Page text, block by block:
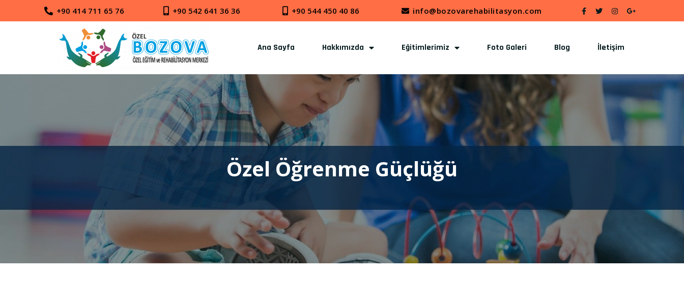
+90 414 711 65 76 +90 542 641 36 36 +90 544 450 40 86 info@bozovarehabilitasyon.com
Ana Sayfa Hakkımızda Eğitimlerimiz Foto Galeri Blog İletişim
Özel Öğrenme Güçlüğü